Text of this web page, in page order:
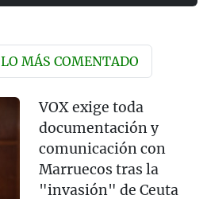
LO MÁS COMENTADO
VOX exige toda
documentación y
comunicación con
Marruecos tras la
"invasión" de Ceuta